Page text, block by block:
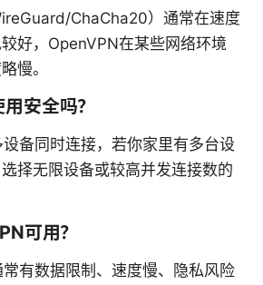
ChaCha20）通常在速度
好，OpenVPN在某些网络环境
慢。
安全吗？
备同时连接，若你家里有多台设
择无限设备或较高并发连接数的
可用？
有数据限制、速度慢、隐私风险